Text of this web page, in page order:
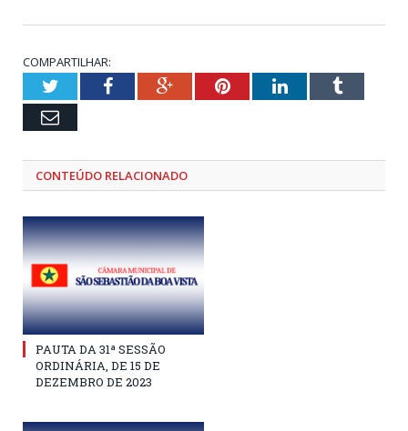
COMPARTILHAR:
TwitterFacebookGoogle+PinterestLinkedInTumblr
Email
CONTEÚDO RELACIONADO
PAUTA DA 31ª SESSÃO
ORDINÁRIA, DE 15 DE
DEZEMBRO DE 2023